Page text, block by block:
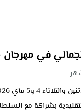
في
بشراكة مع